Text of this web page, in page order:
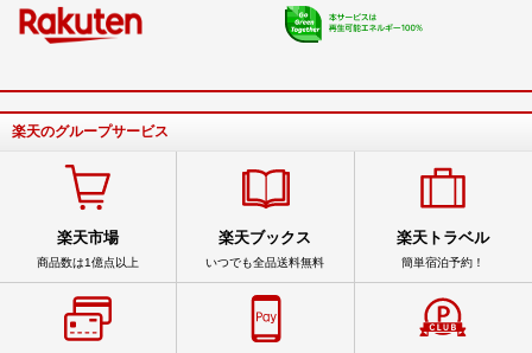
楽天のグループサービス
楽天市場
商品数は1億点以上
楽天ブックス
いつでも全品送料無料
楽天トラベル
簡単宿泊予約！